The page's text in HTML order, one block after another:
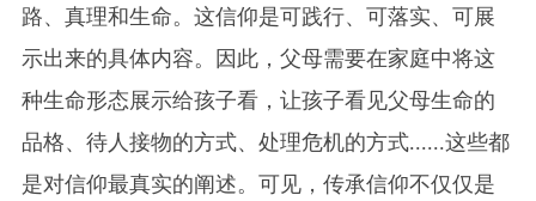
路、真理和生命。这信仰是可践行、可落实、可展
示出来的具体内容。因此，父母需要在家庭中将这
种生命形态展示给孩子看，让孩子看见父母生命的
品格、待人接物的方式、处理危机的方式......这些都
是对信仰最真实的阐述。可见，传承信仰不仅仅是